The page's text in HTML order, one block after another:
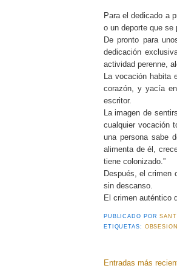
Para el dedicado a
o un deporte que se
De pronto para
dedicación
actividad perenne,
La vocación habita
corazón, y yacía
escritor.
La imagen de
cualquier vocación
una persona sabe
alimenta de él,
tiene colonizado.”
Después, el crimen
sin descanso.
El crimen auténtico
PUBLICADO POR
ETIQUETAS:
Entradas más